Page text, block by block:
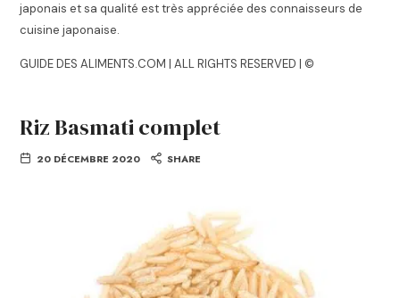
japonais et sa qualité est très appréciée des connaisseurs de
cuisine japonaise.
GUIDE DES ALIMENTS.COM | ALL RIGHTS RESERVED | ©
Riz Basmati complet
20 DÉCEMBRE 2020 SHARE